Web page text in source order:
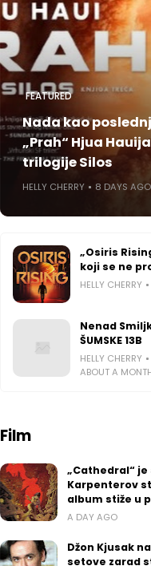
FEATURED
Nada kao
„Prah“ Hjua
trilogije Silos
HELLY CHERRY 8 DAYS AGO
„Osiris
koji se ne
HELLY CHERRY
Nenad
ŠUMSKE 13B
HELLY CHERRY
ABOUT A
Film
„Cathedral“
Karpenterov
album stiže u
A DAY AGO
Džon Kjusak
setove zarad